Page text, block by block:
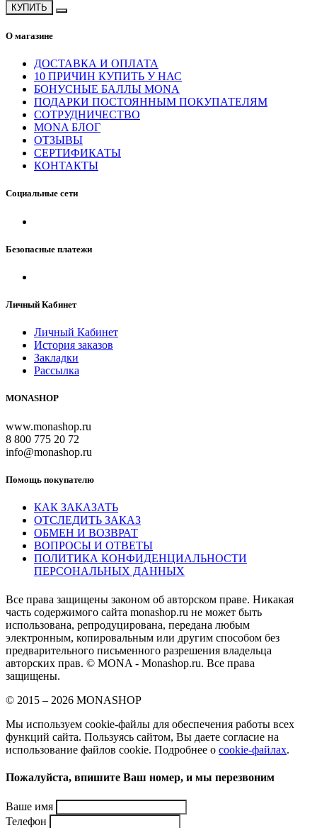
КУПИТЬ
О магазине
ДОСТАВКА И ОПЛАТА
10 ПРИЧИН КУПИТЬ У НАС
БОНУСНЫЕ БАЛЛЫ MONA
ПОДАРКИ ПОСТОЯННЫМ ПОКУПАТЕЛЯМ
СОТРУДНИЧЕСТВО
MONA БЛОГ
ОТЗЫВЫ
СЕРТИФИКАТЫ
КОНТАКТЫ
Социальные сети
Безопасные платежи
Личный Кабинет
Личный Кабинет
История заказов
Закладки
Рассылка
MONASHOP
www.monashop.ru
8 800 775 20 72
info@monashop.ru
Помощь покупателю
КАК ЗАКАЗАТЬ
ОТСЛЕДИТЬ ЗАКАЗ
ОБМЕН И ВОЗВРАТ
ВОПРОСЫ И ОТВЕТЫ
ПОЛИТИКА КОНФИДЕНЦИАЛЬНОСТИ
ПЕРСОНАЛЬНЫХ ДАННЫХ
Все права защищены законом об авторском праве. Никакая
часть содержимого сайта monashop.ru не может быть
использована, репродуцирована, передана любым
электронным, копировальным или другим способом без
предварительного письменного разрешения владельца
авторских прав. © MONA - Monashop.ru. Все права
защищены.
© 2015 – 2026 MONASHOP
Мы используем cookie-файлы для обеспечения работы всех
функций сайта. Пользуясь сайтом, Вы даете согласие на
использование файлов cookie. Подробнее о cookie-файлах.
Пожалуйста, впишите Ваш номер, и мы перезвоним
Ваше имя
Телефон